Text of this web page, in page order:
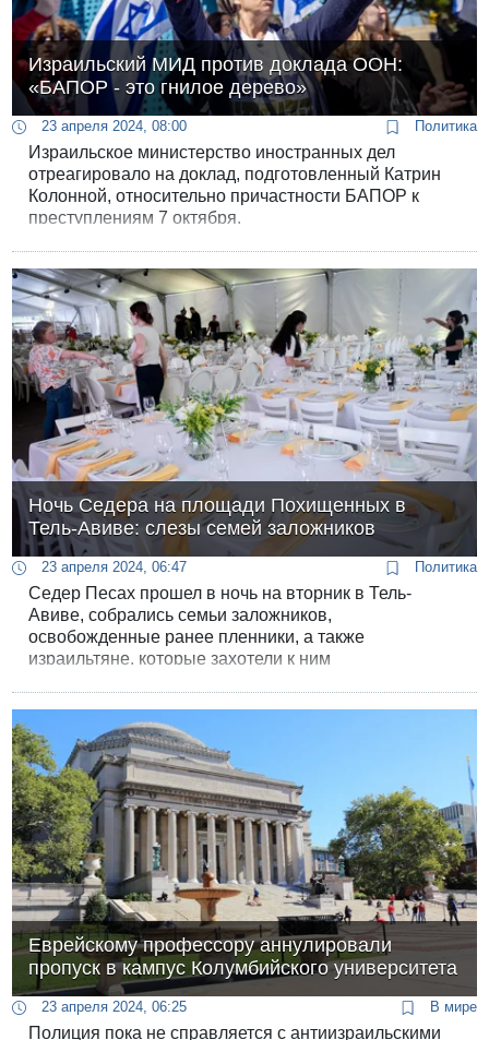
Израильский МИД против доклада ООН:
«БАПОР - это гнилое дерево»
23 апреля 2024, 08:00 Политика
Израильское министерство иностранных дел
отреагировало на доклад, подготовленный Катрин
Колонной, относительно причастности БАПОР к
преступлениям 7 октября.
Ночь Седера на площади Похищенных в
Тель-Авиве: слезы семей заложников
23 апреля 2024, 06:47 Политика
Седер Песах прошел в ночь на вторник в Тель-
Авиве, собрались семьи заложников,
освобожденные ранее пленники, а также
израильтяне, которые захотели к ним
Еврейскому профессору аннулировали
пропуск в кампус Колумбийского университета
23 апреля 2024, 06:25 В мире
Полиция пока не справляется с антиизраильскими